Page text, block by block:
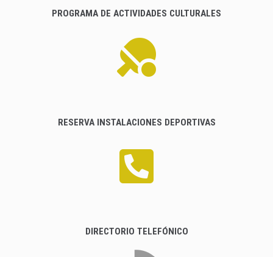
PROGRAMA DE ACTIVIDADES CULTURALES
RESERVA INSTALACIONES DEPORTIVAS
DIRECTORIO TELEFÓNICO